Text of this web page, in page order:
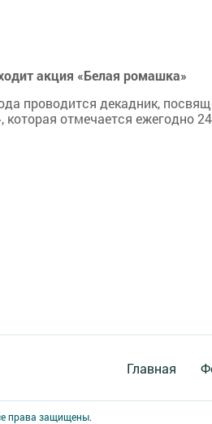
акция «Белая ромашка»
проводится декадник,
отмечается ежегодно
Главная
права защищены.